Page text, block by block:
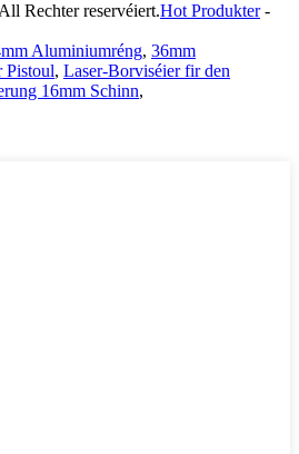
Rechter reservéiert.Hot Produkter-
Aluminiumréng, 36mm
Pistoul, Laser-Borviséier fir den
16mm Schinn,